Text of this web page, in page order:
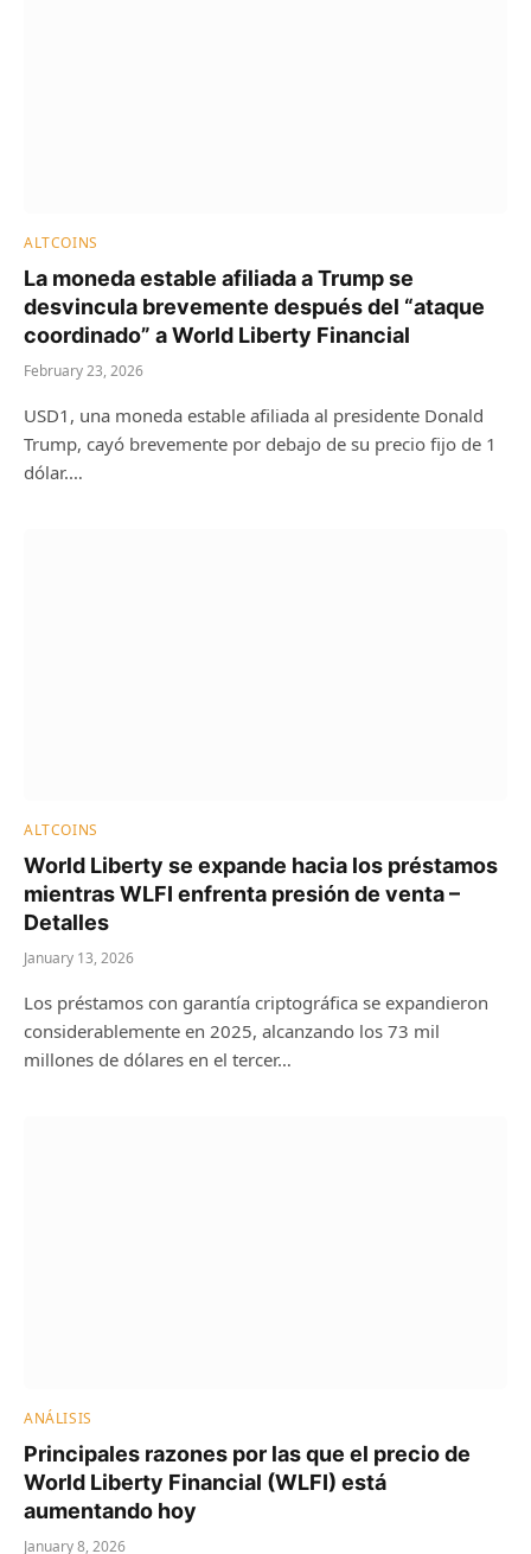
ALTCOINS
La moneda estable afiliada a Trump se
desvincula brevemente después del “ataque
coordinado” a World Liberty Financial
February 23, 2026
USD1, una moneda estable afiliada al presidente Donald
Trump, cayó brevemente por debajo de su precio fijo de 1
dólar.…
ALTCOINS
World Liberty se expande hacia los préstamos
mientras WLFI enfrenta presión de venta –
Detalles
January 13, 2026
Los préstamos con garantía criptográfica se expandieron
considerablemente en 2025, alcanzando los 73 mil
millones de dólares en el tercer…
ANÁLISIS
Principales razones por las que el precio de
World Liberty Financial (WLFI) está
aumentando hoy
January 8, 2026